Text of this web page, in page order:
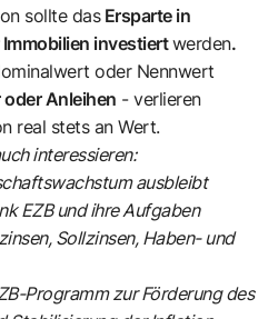
sollte dasErsparte in
investiertwerden.
oder Nennwert
Anleihen - verlieren
real stets an Wert.
interessieren:
ausbleibt
EZB und ihre Aufgaben
Sollzinsen, Haben- und
Programm zur Förderung des